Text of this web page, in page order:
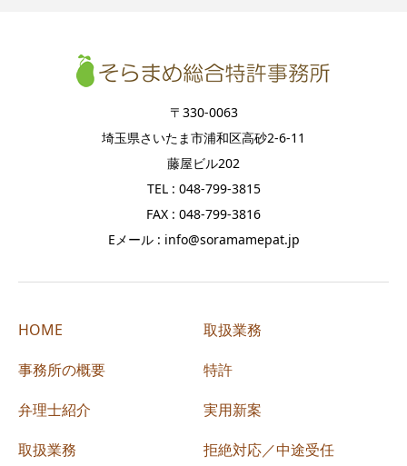
〒330-0063
埼玉県さいたま市浦和区高砂2-6-11
藤屋ビル202
TEL : 048-799-3815
FAX : 048-799-3816
Eメール : info@soramamepat.jp
HOME
事務所の概要
弁理士紹介
取扱業務
取扱業務
特許
実用新案
拒絶対応／中途受任